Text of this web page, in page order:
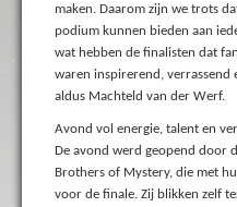
maken. Daarom zijn we trots
podium kunnen bieden aan
wat hebben de finalisten dat
waren inspirerend, verrassend
aldus Machteld van der Werf.
Avond vol energie, talent en
De avond werd geopend door
Brothers of Mystery, die met
voor de finale. Zij blikken zelf